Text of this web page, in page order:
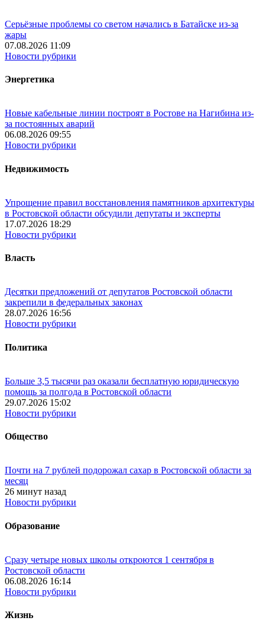
Серьёзные проблемы со светом начались в Батайске из-за
жары
07.08.2026 11:09
Новости рубрики
Энергетика
Новые кабельные линии построят в Ростове на Нагибина из-
за постоянных аварий
06.08.2026 09:55
Новости рубрики
Недвижимость
Упрощение правил восстановления памятников архитектуры
в Ростовской области обсудили депутаты и эксперты
17.07.2026 18:29
Новости рубрики
Власть
Десятки предложений от депутатов Ростовской области
закрепили в федеральных законах
28.07.2026 16:56
Новости рубрики
Политика
Больше 3,5 тысячи раз оказали бесплатную юридическую
помощь за полгода в Ростовской области
29.07.2026 15:02
Новости рубрики
Общество
Почти на 7 рублей подорожал сахар в Ростовской области за
месяц
26 минут назад
Новости рубрики
Образование
Сразу четыре новых школы откроются 1 сентября в
Ростовской области
06.08.2026 16:14
Новости рубрики
Жизнь